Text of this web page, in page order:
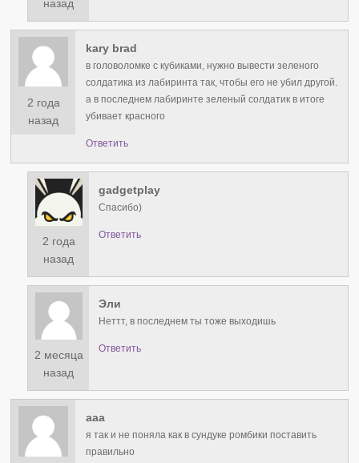
назад
2 года
назад
kary brad
в головоломке с кубиками, нужно вывести зеленого
солдатика из лабиринта так, чтобы его не убил другой.
а в последнем лабиринте зеленый солдатик в итоге
убивает красного
Ответить
2 года
назад
gadgetplay
Спасибо)
Ответить
2 месяца
назад
Эли
Неттт, в последнем ты тоже выходишь
Ответить
ааа
я так и не поняла как в сундуке ромбики поставить
правильно